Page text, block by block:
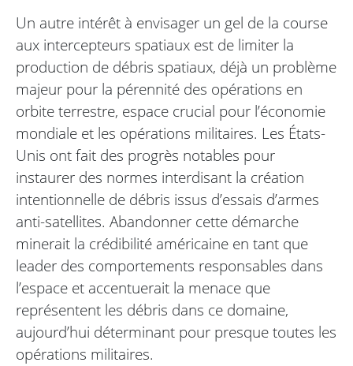
Un autre intérêt à envisager un gel de la course
aux intercepteurs spatiaux est de limiter la
production de débris spatiaux, déjà un problème
majeur pour la pérennité des opérations en
orbite terrestre, espace crucial pour l’économie
mondiale et les opérations militaires. Les États-
Unis ont fait des progrès notables pour
instaurer des normes interdisant la création
intentionnelle de débris issus d’essais d’armes
anti-satellites. Abandonner cette démarche
minerait la crédibilité américaine en tant que
leader des comportements responsables dans
l’espace et accentuerait la menace que
représentent les débris dans ce domaine,
aujourd’hui déterminant pour presque toutes les
opérations militaires.